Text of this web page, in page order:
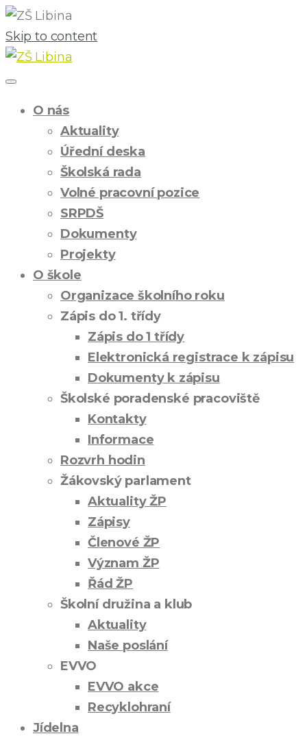
Skip to content
O nás
Aktuality
Úřední deska
Školská rada
Volné pracovní pozice
SRPDŠ
Dokumenty
Projekty
O škole
Organizace školního roku
Zápis do 1. třídy
Zápis do 1 třídy
Elektronická registrace k zápisu
Dokumenty k zápisu
Školské poradenské pracoviště
Kontakty
Informace
Rozvrh hodin
Žákovský parlament
Aktuality ŽP
Zápisy
Členové ŽP
Význam ŽP
Řád ŽP
Školní družina a klub
Aktuality
Naše poslání
EVVO
EVVO akce
Recyklohraní
Jídelna